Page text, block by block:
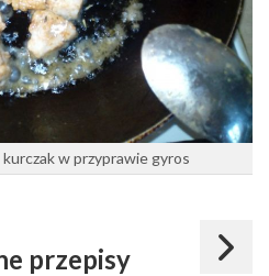
w przyprawie gyros
przepisy